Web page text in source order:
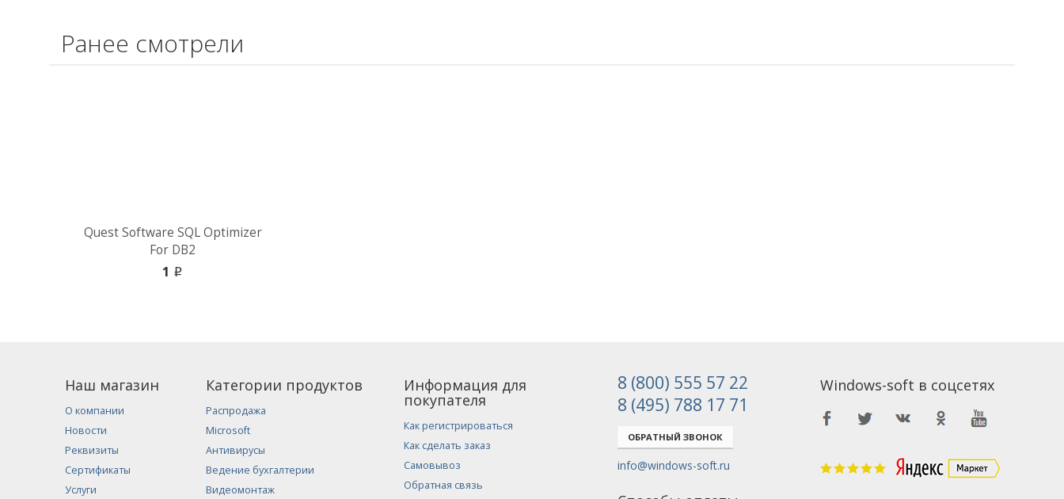
Ранее смотрели
Quest Software SQL Optimizer
For DB2
1 i
Наш магазин
О компании
Новости
Реквизиты
Сертификаты
Услуги
Категории продуктов
Распродажа
Microsoft
Антивирусы
Ведение бухгалтерии
Видеомонтаж
Информация для
покупателя
Как регистрироваться
Как сделать заказ
Самовывоз
Обратная связь
8 (800) 555 57 22
8 (495) 788 17 71
ОБРАТНЫЙ ЗВОНОК
info@windows-soft.ru
Windows-soft в соцсетях